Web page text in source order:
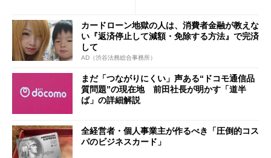
カードローン地獄の人は、消費者金融が教えな
い『返済停止して減額・免除する方法』で完済
して
AD（渋谷法務総合事務所）
まだ「つながりにくい」声ある“ドコモ通信品
質問題”の現在地 前田社長が明かす「道半
ば」の詳細解説
全経営者・個人事業主が作るべき「圧倒的コス
パのビジネスカード」